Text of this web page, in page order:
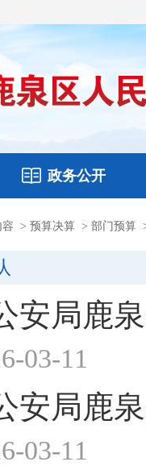
图片新闻
政务公开
财政预决算
> 预算决算 > 部门预算
安局鹿
03-11
安局鹿
03-11